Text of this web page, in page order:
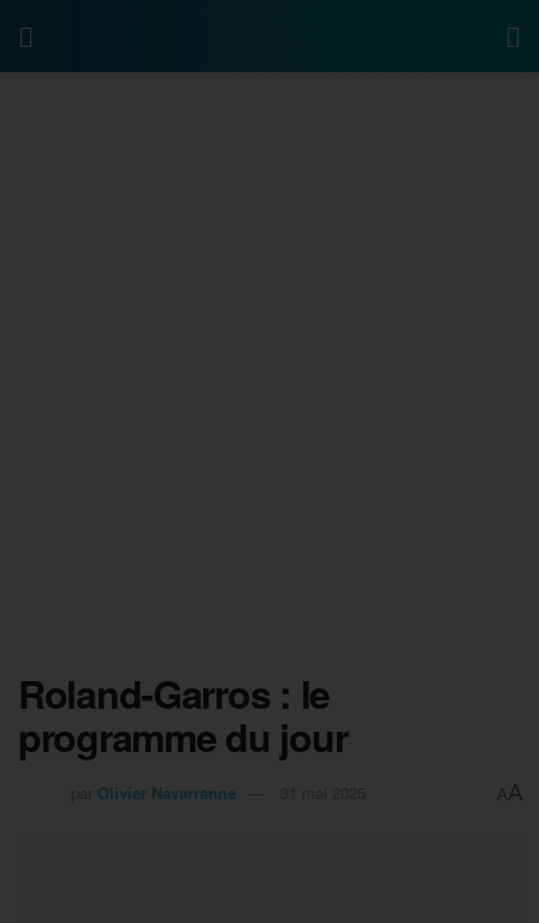
Roland-Garros : le
programme du jour
Olivier Navarranne AA